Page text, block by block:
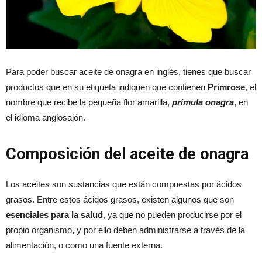
Para poder buscar aceite de onagra en inglés, tienes que buscar
productos que en su etiqueta indiquen que contienen Primrose, el
nombre que recibe la pequeña flor amarilla, primula onagra, en
el idioma anglosajón.
Composición del aceite de onagra
Los aceites son sustancias que están compuestas por ácidos
grasos. Entre estos ácidos grasos, existen algunos que son
esenciales para la salud, ya que no pueden producirse por el
propio organismo, y por ello deben administrarse a través de la
alimentación, o como una fuente externa.